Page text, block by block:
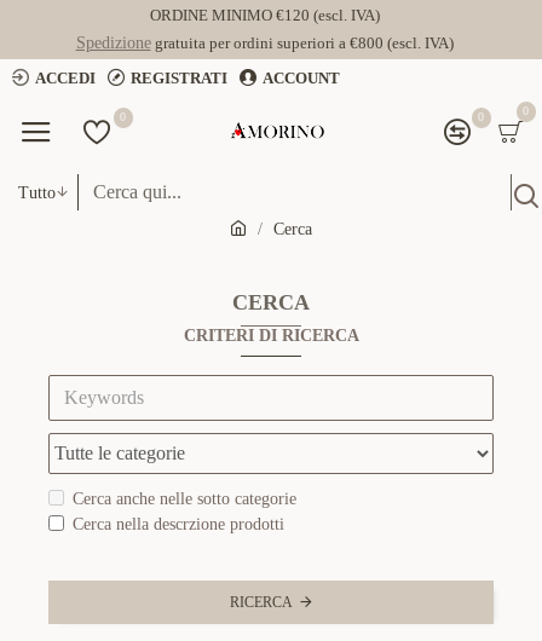
ORDINE MINIMO €120 (escl. IVA)
Spedizionegratuita per ordini superiori a €800 (escl. IVA)
ACCEDI
REGISTRATI ACCOUNT
0 0 0
Tutto
Cerca
CERCA
CRITERI DI RICERCA
Cerca anche nelle sotto categorie
Cerca nella descrzione prodotti
RICERCA